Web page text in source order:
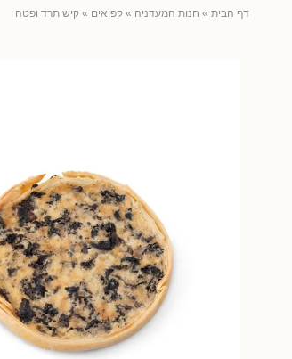
דף הבית » חנות המעדניה »קפואים »קיש תרד ופטה